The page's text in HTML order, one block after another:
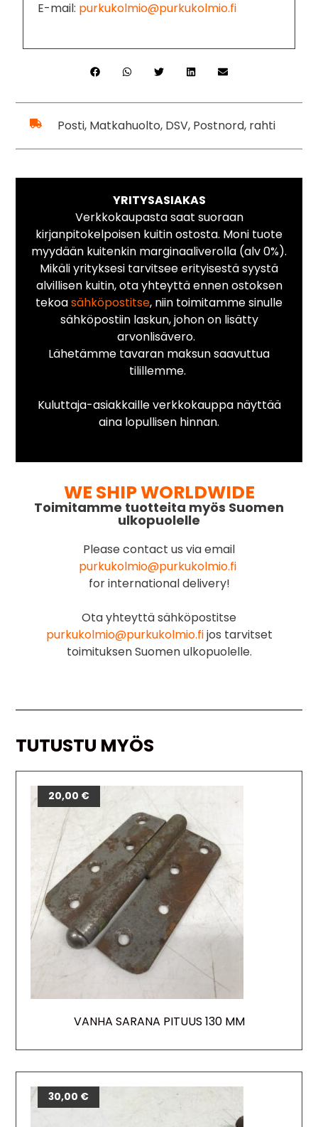
E-mail: purkukolmio@purkukolmio.fi
Posti, Matkahuolto, DSV, Postnord, rahti
YRITYSASIAKAS
Verkkokaupasta saat suoraan
kirjanpitokelpoisen kuitin ostosta. Moni tuote
myydään kuitenkin marginaaliverolla (alv 0%).
Mikäli yrityksesi tarvitsee erityisestä syystä
alvillisen kuitin, ota yhteyttä ennen ostoksen
tekoasähköpostitse, niin toimitamme sinulle
sähköpostiin laskun, johon on lisätty
arvonlisävero.
Lähetämme tavaran maksun saavuttua
tilillemme.
Kuluttaja-asiakkaille verkkokauppa näyttää
aina lopullisen hinnan.
WE SHIP WORLDWIDE
Toimitamme tuotteita myös Suomen
ulkopuolelle
Please contact us via email
purkukolmio@purkukolmio.fi
for international delivery!
Ota yhteyttä sähköpostitse
purkukolmio@purkukolmio.fijos tarvitset
toimituksen Suomen ulkopuolelle.
TUTUSTU MYÖS
VANHA SARANA PITUUS 130 MM
20,00 €
30,00 €